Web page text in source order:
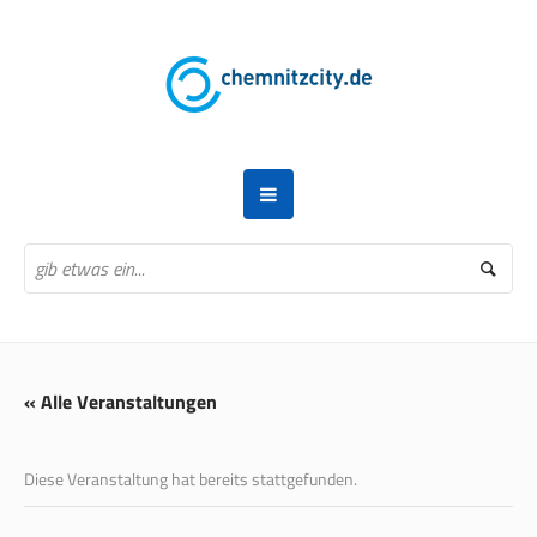
« Alle Veranstaltungen
Diese Veranstaltung hat bereits stattgefunden.